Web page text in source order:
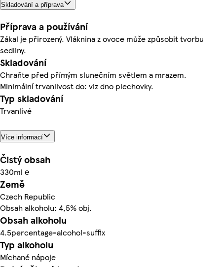
Skladování a příprava
Příprava a používání
Zákal je přirozený. Vláknina z ovoce může způsobit tvorbu
sedliny.
Skladování
Chraňte před přímým slunečním světlem a mrazem.
Minimální trvanlivost do: viz dno plechovky.
Typ skladování
Trvanlivé
Více informací
Čistý obsah
330ml ℮
Země
Czech Republic
Obsah alkoholu: 4,5% obj.
Obsah alkoholu
4.5percentage-alcohol-suffix
Typ alkoholu
Míchané nápoje